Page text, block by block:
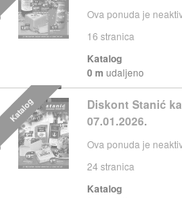
Ova ponuda je
16 stranica
Katalog
0 m udaljeno
Diskont Stanić
07.01.2026.
Ova ponuda je
24 stranica
Katalog
Katalog